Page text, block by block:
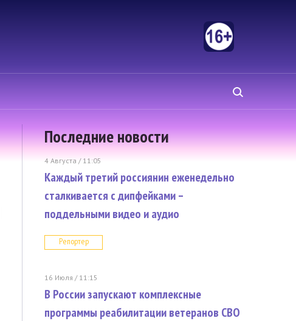
Последние новости
4 Августа / 11:05
Каждый третий россиянин еженедельно
сталкивается с дипфейками –
поддельными видео и аудио
Репортер
16 Июля / 11:15
В России запускают комплексные
программы реабилитации ветеранов СВО